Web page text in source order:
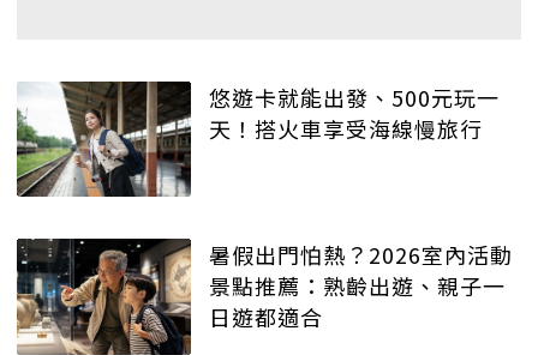
悠遊卡就能出發、500元玩一
天！搭火車享受海線慢旅行
暑假出門怕熱？2026室內活動
景點推薦：熟齡出遊、親子一
日遊都適合